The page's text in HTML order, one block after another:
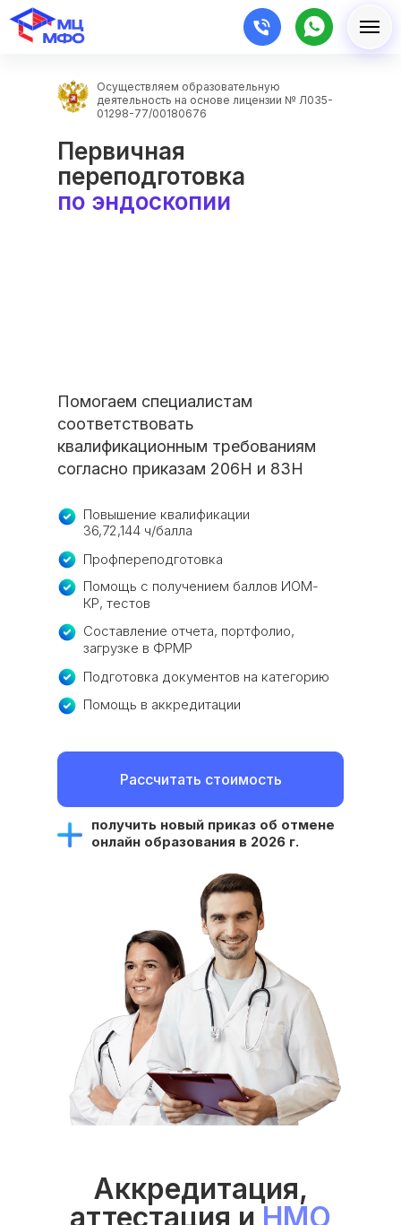
Помогаем специалистам
соответствовать
квалификационным требованиям
согласно приказам 206Н и 83Н
Рассчитать стоимость
Первичная
переподготовка
по эндоскопии
Повышение квалификации
36,72,144 ч/балла
Профпереподготовка
Помощь с получением баллов ИОМ-
КР, тестов
Подготовка документов на категорию
Составление отчета, портфолио,
загрузке в ФРМР
Помощь в аккредитации
получить новый приказ об отмене
онлайн образования в 2026 г.
Осуществляем образовательную
деятельность на основе лицензии № Л035-
01298-77/00180676
Аккредитация,
аттестация и НМО